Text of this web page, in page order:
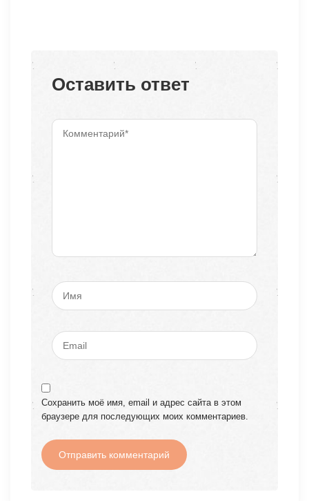
Оставить ответ
Сохранить моё имя, email и адрес сайта в этом
браузере для последующих моих комментариев.